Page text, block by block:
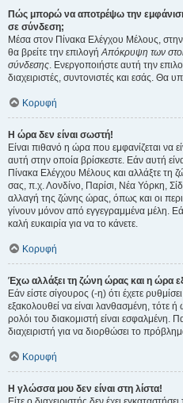
Πώς μπορώ να αποτρέψω την
σε σύνδεση;
Μέσα στον Πίνακα Ελέγχου Μέλους,
θα βρείτε την επιλογήΑπόκρυψη των
σύνδεσης. Ενεργοποιήστε αυτή την
διαχειριστές, συντονιστές και εσάς. Θα
Κορυφή
Η ώρα δεν είναι σωστή!
Είναι πιθανό η ώρα που εμφανίζεται να
αυτή στην οποία βρίσκεστε. Εάν αυτή
Πίνακα Ελέγχου Μέλους και αλλάξτε τη
σας, π.χ. Λονδίνο, Παρίσι, Νέα Υόρκη,
αλλαγή της ζώνης ώρας, όπως και οι
γίνουν μόνον από εγγεγραμμένα μέλη.
καλή ευκαιρία για να το κάνετε.
Κορυφή
Έχω αλλάξει τη ζώνη ώρας και η ώρα
Εάν είστε σίγουρος (-η) ότι έχετε
εξακολουθεί να είναι λανθασμένη, τότε
ρολόι του διακομιστή είναι εσφαλμένη.
διαχειριστή για να διορθώσει το
Κορυφή
Η γλώσσα μου δεν είναι στη λίστα!